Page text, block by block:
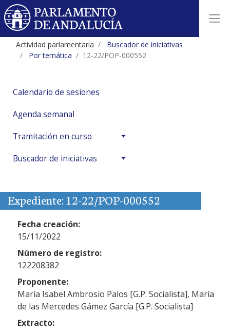
Actividad parlamentaria
Buscador de iniciativas
Por temática
12-22/POP-000552
Calendario de sesiones
Agenda semanal
Tramitación en curso
Buscador de iniciativas
Expediente: 12-22/POP-000552
Fecha creación:
15/11/2022
Número de registro:
122208382
Proponente:
María Isabel Ambrosio Palos [G.P. Socialista], María
de las Mercedes Gámez García [G.P. Socialista]
Extracto: